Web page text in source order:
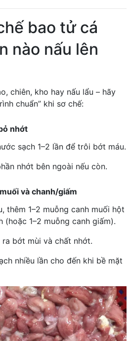
bao tử cá
nào nấu lên
chiên, kho hay nấu lẩu – hãy
chuẩn” khi sơ chế:
nhớt
sạch 1–2 lần để trôi bớt máu.
nhớt bên ngoài nếu còn.
và chanh/giấm
thêm 1–2 muỗng canh muối hột
(hoặc 1–2 muỗng canh giấm).
bớt mùi và chất nhớt.
nhiều lần cho đến khi bề mặt